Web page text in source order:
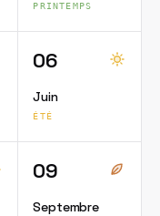
PRINTEMPS
06
Juin
ÉTÉ
09
Septembre